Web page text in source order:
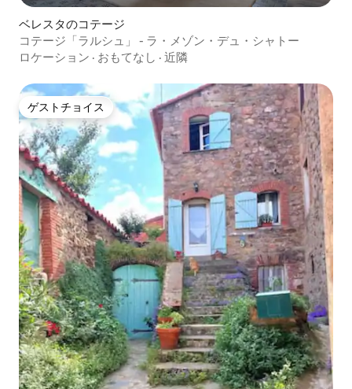
ベレスタのコテージ
コテージ「ラルシュ」 - ラ・メゾン・デュ・シャトー
ロケーション · おもてなし · 近隣
ゲストチョイス
ゲストチョイス